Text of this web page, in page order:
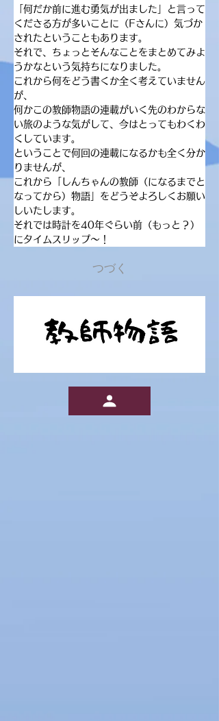
「何だか前に進む勇気が出ました」と言って
くださる方が多いことに（Fさんに）気づか
されたということもあります。
それで、ちょっとそんなことをまとめてみよ
うかなという気持ちになりました。
これから何をどう書くか全く考えていません
が、
何かこの教師物語の連載がいく先のわからな
い旅のような気がして、今はとってもわくわ
くしています。
ということで何回の連載になるかも全く分か
りませんが、
これから「しんちゃんの教師（になるまでと
なってから）物語」をどうぞよろしくお願い
しいたします。
それでは時計を40年ぐらい前（もっと？）
にタイムスリップ〜！
つづく